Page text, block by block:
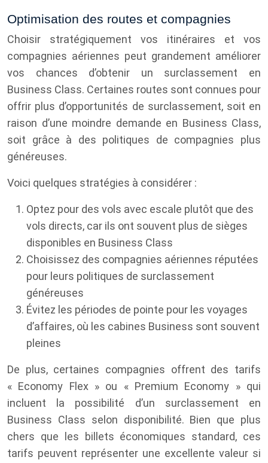
Optimisation des routes et compagnies
Choisir stratégiquement vos itinéraires et vos
compagnies aériennes peut grandement améliorer
vos chances d’obtenir un surclassement en
Business Class. Certaines routes sont connues pour
offrir plus d’opportunités de surclassement, soit en
raison d’une moindre demande en Business Class,
soit grâce à des politiques de compagnies plus
généreuses.
Voici quelques stratégies à considérer :
Optez pour des vols avec escale plutôt que des
vols directs, car ils ont souvent plus de sièges
disponibles en Business Class
Choisissez des compagnies aériennes réputées
pour leurs politiques de surclassement
généreuses
Évitez les périodes de pointe pour les voyages
d’affaires, où les cabines Business sont souvent
pleines
De plus, certaines compagnies offrent des tarifs
« Economy Flex » ou « Premium Economy » qui
incluent la possibilité d’un surclassement en
Business Class selon disponibilité. Bien que plus
chers que les billets économiques standard, ces
tarifs peuvent représenter une excellente valeur si